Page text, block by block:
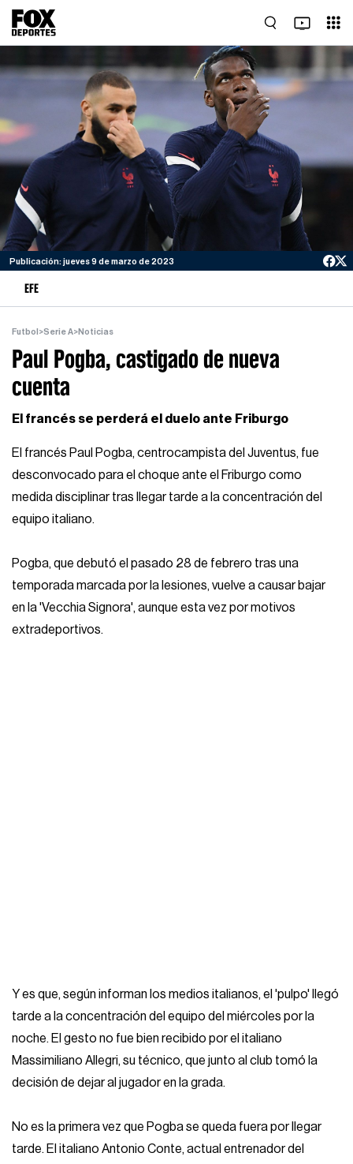
Publicación: jueves 9 de marzo de 2023
EFE
Futbol >Serie A>Noticias
Paul Pogba, castigado de nueva
cuenta
El francés se perderá el duelo ante Friburgo
El francés Paul Pogba, centrocampista del Juventus, fue
desconvocado para el choque ante el Friburgo como
medida disciplinar tras llegar tarde a la concentración del
equipo italiano.
Pogba, que debutó el pasado 28 de febrero tras una
temporada marcada por la lesiones, vuelve a causar bajar
en la 'Vecchia Signora', aunque esta vez por motivos
extradeportivos.
Y es que, según informan los medios italianos, el 'pulpo' llegó
tarde a la concentración del equipo del miércoles por la
noche. El gesto no fue bien recibido por el italiano
Massimiliano Allegri, su técnico, que junto al club tomó la
decisión de dejar al jugador en la grada.
No es la primera vez que Pogba se queda fuera por llegar
tarde. El italiano Antonio Conte, actual entrenador del